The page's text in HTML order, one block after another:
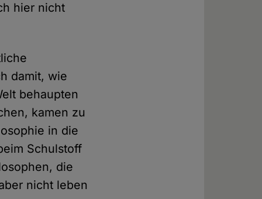
hier nicht
damit, wie
behaupten
kamen zu
in die
Schulstoff
die
nicht leben